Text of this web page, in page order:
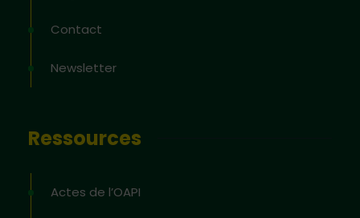
Contact
Newsletter
Ressources
Actes de l’OAPI